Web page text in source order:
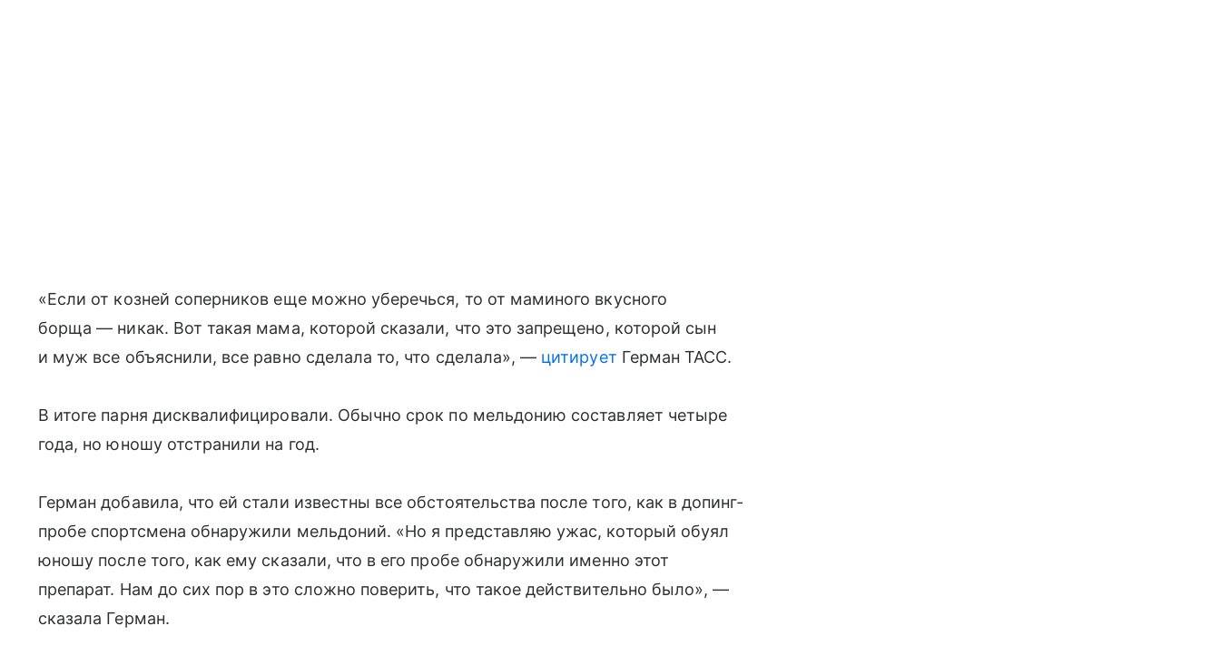
«Если от козней соперников еще можно уберечься, то от маминого вкусного
борща — никак. Вот такая мама, которой сказали, что это запрещено, которой сын
и муж все объяснили, все равно сделала то, что сделала», — цитирует Герман ТАСС.
В итоге парня дисквалифицировали. Обычно срок по мельдонию составляет четыре
года, но юношу отстранили на год.
Герман добавила, что ей стали известны все обстоятельства после того, как в допинг-
пробе спортсмена обнаружили мельдоний. «Но я представляю ужас, который обуял
юношу после того, как ему сказали, что в его пробе обнаружили именно этот
препарат. Нам до сих пор в это сложно поверить, что такое действительно было», —
сказала Герман.